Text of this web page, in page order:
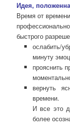
Идея,
Время от
быстрого
ослабить/
минуту
прояснить
вернуть
времени.
И все это
более